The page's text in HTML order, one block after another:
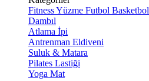
FitnessYüzme Futbol Basketbol
Dambıl
Atlama İpi
Antrenman Eldiveni
Suluk & Matara
Pilates Lastiği
Yoga Mat